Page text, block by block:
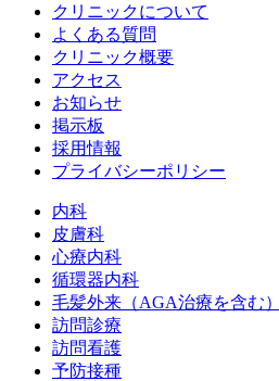
クリニックについて
よくある質問
クリニック概要
アクセス
お知らせ
掲示板
採用情報
プライバシーポリシー
内科
皮膚科
心療内科
循環器内科
毛髪外来（AGA治療を含む）
訪問診療
訪問看護
予防接種